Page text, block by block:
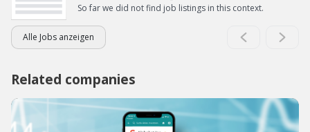
So far we did not find job listings in this context.
Alle Jobs anzeigen
Related companies